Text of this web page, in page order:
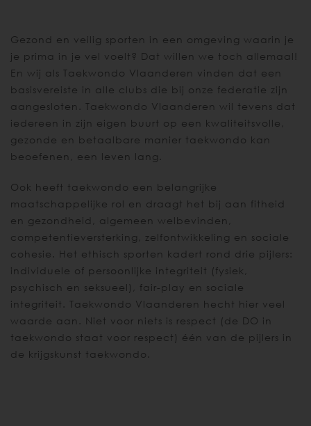
Gezond en veilig sporten in een omgeving waarin je
je prima in je vel voelt? Dat willen we toch allemaal!
En wij als Taekwondo Vlaanderen vinden dat een
basisvereiste in alle clubs die bij onze federatie zijn
aangesloten. Taekwondo Vlaanderen wil tevens dat
iedereen in zijn eigen buurt op een kwaliteitsvolle,
gezonde en betaalbare manier taekwondo kan
beoefenen, een leven lang.
Ook heeft taekwondo een belangrijke
maatschappelijke rol en draagt het bij aan fitheid
en gezondheid, algemeen welbevinden,
competentieversterking, zelfontwikkeling en sociale
cohesie. Het ethisch sporten kadert rond drie pijlers:
individuele of persoonlijke integriteit (fysiek,
psychisch en seksueel), fair-play en sociale
integriteit. Taekwondo Vlaanderen hecht hier veel
waarde aan. Niet voor niets is respect (de DO in
taekwondo staat voor respect) één van de pijlers in
de krijgskunst taekwondo.